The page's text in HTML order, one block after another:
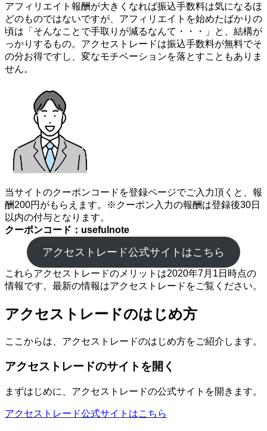
アフィリエイト報酬が大きくなれば振込手数料は気になるほ
どのものではないですが、アフィリエイトを始めたばかりの
頃は「そんなことで手取りが減るなんて・・・」と、結構が
っかりするもの。アクセストレードは振込手数料が無料でそ
の分お得ですし、変なモチベーションを落とすこともありま
せん。
当サイトのクーポンコードを登録ページでご入力頂くと、報
酬200円がもらえます。※クーポン入力の報酬は登録後30日
以内の付与となります。
クーポンコード：usefulnote
アクセストレード公式サイトはこちら
これらアクセストレードのメリットは2020年7月1日時点の
情報です。最新の情報はアクセストレードをご覧ください。
アクセストレードのはじめ方
ここからは、アクセストレードのはじめ方をご紹介します。
アクセストレードのサイトを開く
まずはじめに、アクセストレードの公式サイトを開きます。
アクセストレード公式サイトはこちら